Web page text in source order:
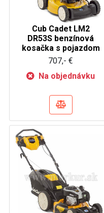
Cub Cadet LM2
DR53S benzínová
kosačka s pojazdom
707,- €
Na objednávku